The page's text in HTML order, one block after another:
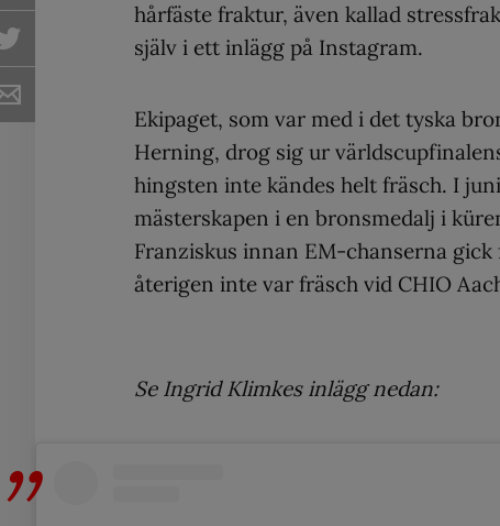
hårfäste fraktur, även kallad
själv i ett inlägg på Instagram.
Ekipaget, som var med i det tyska
Herning, drog sig ur
hingsten inte kändes helt fräsch. I
mästerskapen i en bronsmedalj i
Franziskus innan EM-chanserna
återigen inte var fräsch vid CHIO
Se Ingrid Klimkes inlägg nedan: